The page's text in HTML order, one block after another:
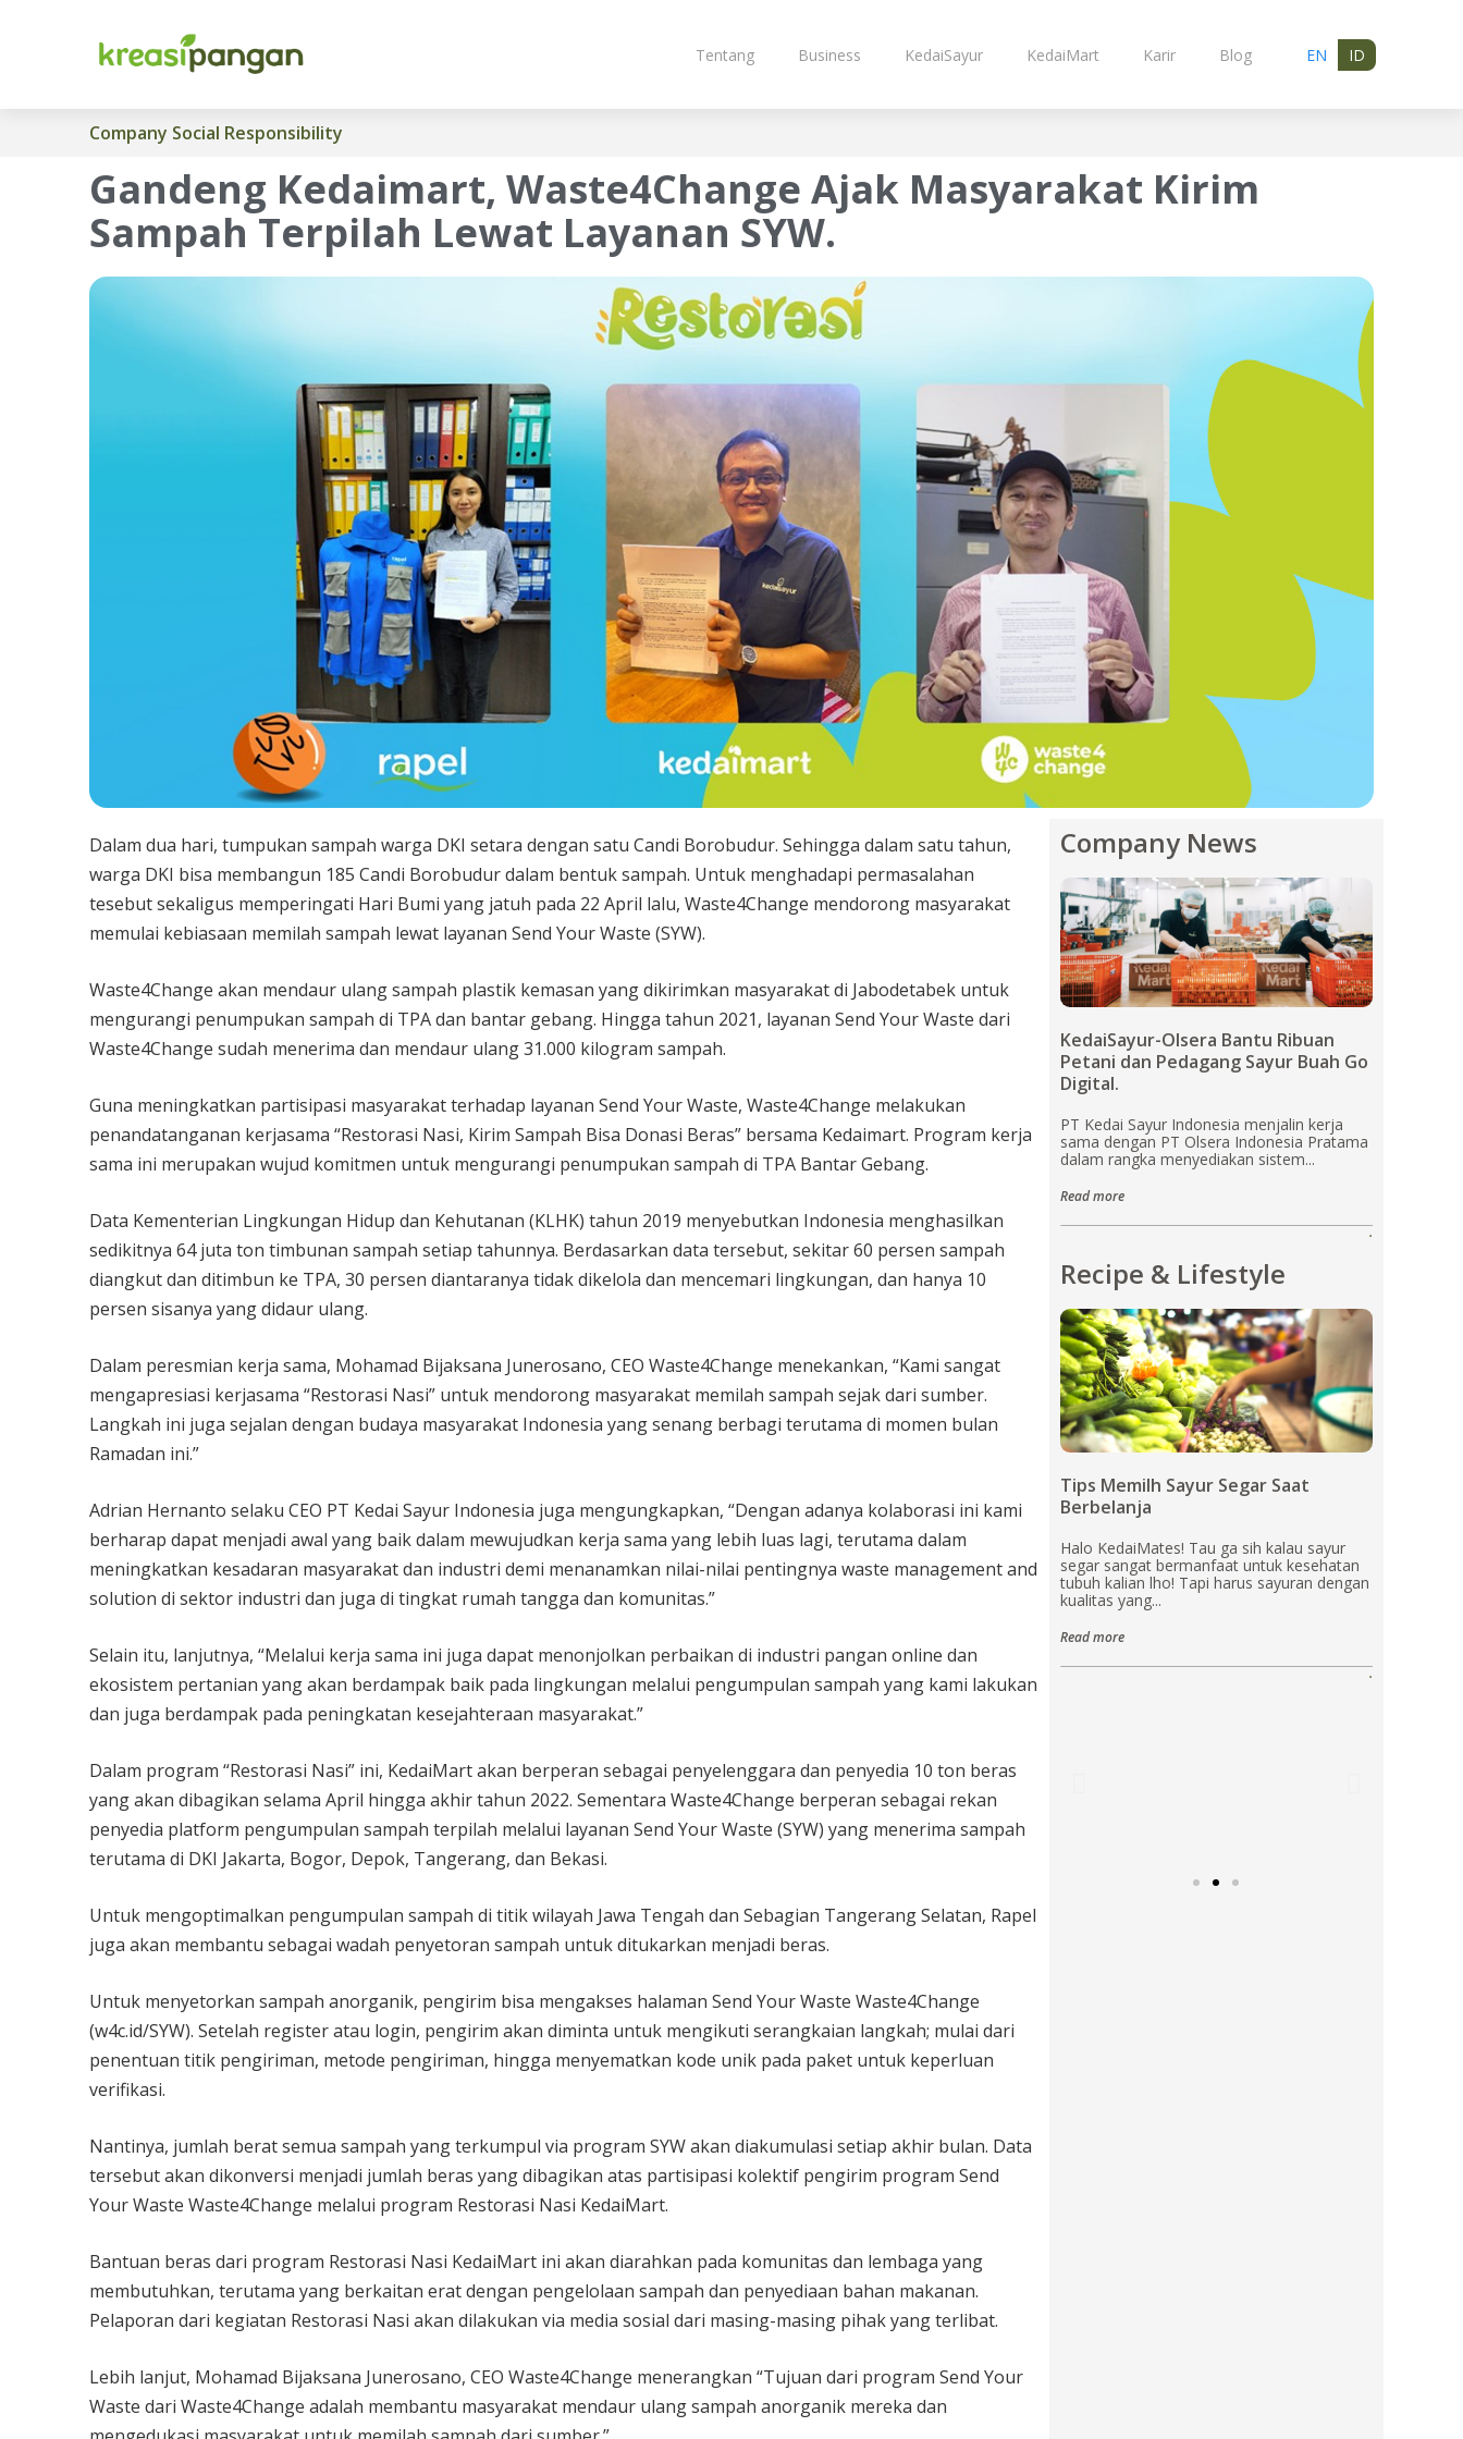
Tentang Business KedaiSayur KedaiMart Karir Blog EN ID
Company Social Responsibility
Gandeng Kedaimart, Waste4Change Ajak Masyarakat Kirim
Sampah Terpilah Lewat Layanan SYW.
Dalam dua hari, tumpukan sampah warga DKI setara dengan satu Candi Borobudur. Sehingga dalam satu tahun,
warga DKI bisa membangun 185 Candi Borobudur dalam bentuk sampah. Untuk menghadapi permasalahan
tesebut sekaligus memperingati Hari Bumi yang jatuh pada 22 April lalu, Waste4Change mendorong masyarakat
memulai kebiasaan memilah sampah lewat layanan Send Your Waste (SYW).
Waste4Change akan mendaur ulang sampah plastik kemasan yang dikirimkan masyarakat di Jabodetabek untuk
mengurangi penumpukan sampah di TPA dan bantar gebang. Hingga tahun 2021, layanan Send Your Waste dari
Waste4Change sudah menerima dan mendaur ulang 31.000 kilogram sampah.
Guna meningkatkan partisipasi masyarakat terhadap layanan Send Your Waste, Waste4Change melakukan
penandatanganan kerjasama “Restorasi Nasi, Kirim Sampah Bisa Donasi Beras” bersama Kedaimart. Program kerja
sama ini merupakan wujud komitmen untuk mengurangi penumpukan sampah di TPA Bantar Gebang.
Data Kementerian Lingkungan Hidup dan Kehutanan (KLHK) tahun 2019 menyebutkan Indonesia menghasilkan
sedikitnya 64 juta ton timbunan sampah setiap tahunnya. Berdasarkan data tersebut, sekitar 60 persen sampah
diangkut dan ditimbun ke TPA, 30 persen diantaranya tidak dikelola dan mencemari lingkungan, dan hanya 10
persen sisanya yang didaur ulang.
Dalam peresmian kerja sama, Mohamad Bijaksana Junerosano, CEO Waste4Change menekankan, “Kami sangat
mengapresiasi kerjasama “Restorasi Nasi” untuk mendorong masyarakat memilah sampah sejak dari sumber.
Langkah ini juga sejalan dengan budaya masyarakat Indonesia yang senang berbagi terutama di momen bulan
Ramadan ini.”
Adrian Hernanto selaku CEO PT Kedai Sayur Indonesia juga mengungkapkan, “Dengan adanya kolaborasi ini kami
berharap dapat menjadi awal yang baik dalam mewujudkan kerja sama yang lebih luas lagi, terutama dalam
meningkatkan kesadaran masyarakat dan industri demi menanamkan nilai-nilai pentingnya waste management and
solution di sektor industri dan juga di tingkat rumah tangga dan komunitas.”
Selain itu, lanjutnya, “Melalui kerja sama ini juga dapat menonjolkan perbaikan di industri pangan online dan
ekosistem pertanian yang akan berdampak baik pada lingkungan melalui pengumpulan sampah yang kami lakukan
dan juga berdampak pada peningkatan kesejahteraan masyarakat.”
Dalam program “Restorasi Nasi” ini, KedaiMart akan berperan sebagai penyelenggara dan penyedia 10 ton beras
yang akan dibagikan selama April hingga akhir tahun 2022. Sementara Waste4Change berperan sebagai rekan
penyedia platform pengumpulan sampah terpilah melalui layanan Send Your Waste (SYW) yang menerima sampah
terutama di DKI Jakarta, Bogor, Depok, Tangerang, dan Bekasi.
Untuk mengoptimalkan pengumpulan sampah di titik wilayah Jawa Tengah dan Sebagian Tangerang Selatan, Rapel
juga akan membantu sebagai wadah penyetoran sampah untuk ditukarkan menjadi beras.
Untuk menyetorkan sampah anorganik, pengirim bisa mengakses halaman Send Your Waste Waste4Change
(w4c.id/SYW). Setelah register atau login, pengirim akan diminta untuk mengikuti serangkaian langkah; mulai dari
penentuan titik pengiriman, metode pengiriman, hingga menyematkan kode unik pada paket untuk keperluan
verifikasi.
Nantinya, jumlah berat semua sampah yang terkumpul via program SYW akan diakumulasi setiap akhir bulan. Data
tersebut akan dikonversi menjadi jumlah beras yang dibagikan atas partisipasi kolektif pengirim program Send
Your Waste Waste4Change melalui program Restorasi Nasi KedaiMart.
Bantuan beras dari program Restorasi Nasi KedaiMart ini akan diarahkan pada komunitas dan lembaga yang
membutuhkan, terutama yang berkaitan erat dengan pengelolaan sampah dan penyediaan bahan makanan.
Pelaporan dari kegiatan Restorasi Nasi akan dilakukan via media sosial dari masing-masing pihak yang terlibat.
Lebih lanjut, Mohamad Bijaksana Junerosano, CEO Waste4Change menerangkan “Tujuan dari program Send Your
Waste dari Waste4Change adalah membantu masyarakat mendaur ulang sampah anorganik mereka dan
Company News
KedaiSayur-Olsera Bantu Ribuan
Petani dan Pedagang Sayur Buah Go
Digital.
PT Kedai Sayur Indonesia menjalin kerja
sama dengan PT Olsera Indonesia Pratama
dalam rangka menyediakan sistem...
Read more
.
Recipe & Lifestyle
Tips Memilh Sayur Segar Saat
Berbelanja
Halo KedaiMates! Tau ga sih kalau sayur
segar sangat bermanfaat untuk kesehatan
tubuh kalian lho! Tapi harus sayuran dengan
kualitas yang...
Read more
.